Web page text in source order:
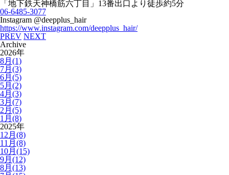
「地下鉄天神橋筋六丁目」 13番出口より徒歩約5分
06-6485-3077
Instagram @deepplus_hair
https://www.instagram.com/deepplus_hair/
PREV NEXT
Archive
2026年
8月(1)
7月(3)
6月(5)
5月(2)
4月(3)
3月(7)
2月(5)
1月(8)
2025年
12月(8)
11月(8)
10月(15)
9月(12)
8月(13)